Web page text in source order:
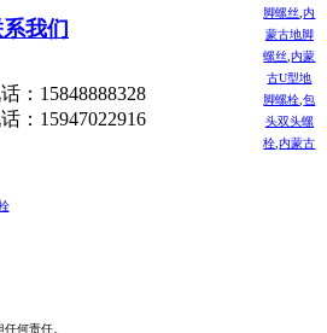
我们
：15848888328
：15947022916
脚螺丝 ,内
蒙古地脚
螺丝 ,内蒙
古U型地
脚螺栓 ,包
头双头螺
栓 ,内蒙古
何责任。